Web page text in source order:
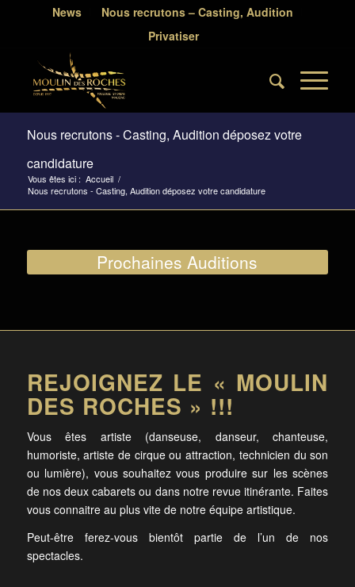
News
Nous recrutons – Casting, Audition
Privatiser
Nous recrutons - Casting, Audition déposez votre
candidature
Vous êtes ici : Accueil /
Nous recrutons - Casting, Audition déposez votre candidature
Prochaines Auditions
REJOIGNEZ LE « MOULIN
DES ROCHES » !!!
Vous êtes artiste (danseuse, danseur, chanteuse,
humoriste, artiste de cirque ou attraction, technicien du son
ou lumière), vous souhaitez vous produire sur les scènes
de nos deux cabarets ou dans notre revue itinérante. Faites
vous connaitre au plus vite de notre équipe artistique.
Peut-être ferez-vous bientôt partie de l’un de nos
spectacles.